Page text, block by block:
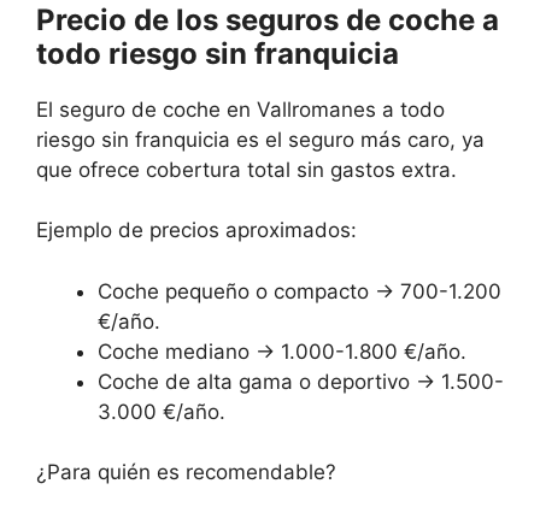
Precio de los seguros de coche a
todo riesgo sin franquicia
El seguro de coche en Vallromanes a todo
riesgo sin franquicia es el seguro más caro, ya
que ofrece cobertura total sin gastos extra.
Ejemplo de precios aproximados:
Coche pequeño o compacto → 700-1.200
€/año.
Coche mediano → 1.000-1.800 €/año.
Coche de alta gama o deportivo → 1.500-
3.000 €/año.
¿Para quién es recomendable?